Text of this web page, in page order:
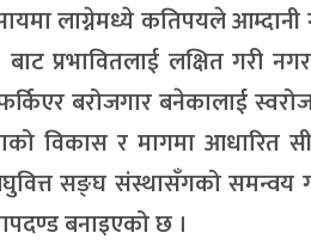
लाग्नेमध्ये कतिपयले
प्रभावितलाई लक्षित गरी
बरोजगार बनेकालाई
विकास र मागमा आधारित
सङ्घ संस्थासँगको समन्वय
बनाइएको छ ।